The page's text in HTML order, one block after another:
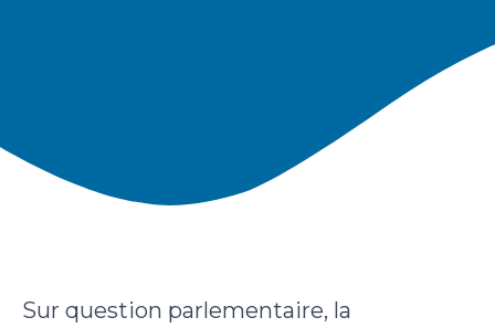
Sur question parlementaire, la